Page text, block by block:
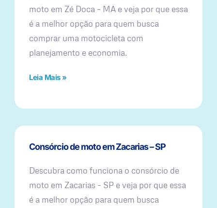
moto em Zé Doca – MA e veja por que essa
é a melhor opção para quem busca
comprar uma motocicleta com
planejamento e economia.
Leia Mais »
Consórcio de moto em Zacarias – SP
Descubra como funciona o consórcio de
moto em Zacarias – SP e veja por que essa
é a melhor opção para quem busca